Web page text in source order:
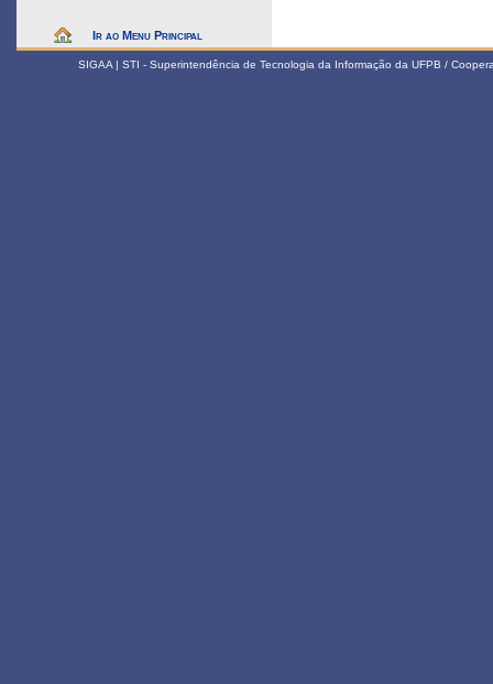
Ir ao Menu Principal
SIGAA | STI - Superintendência de Tecnologia da Informação da UFPB /